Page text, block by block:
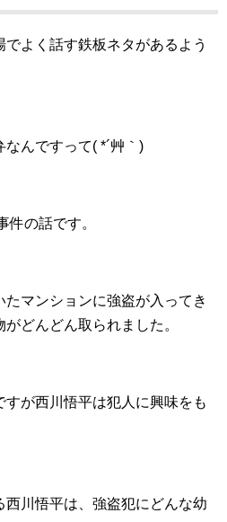
よく話す鉄板ネタがあるよう
んですって( *´艸｀)
件の話です。
マンションに強盗が入ってき
どんどん取られました。
が西川悟平は犯人に興味をも
川悟平は、強盗犯にどんな幼